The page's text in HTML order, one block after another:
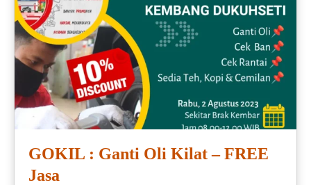
GOKIL : Ganti Oli Kilat – FREE
Jasa